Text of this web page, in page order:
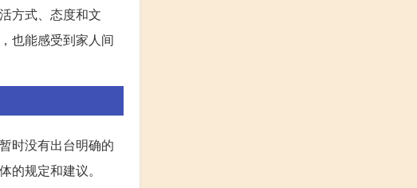
方式、态度和文
也能感受到家人间
时没有出台明确的
规定和建议。